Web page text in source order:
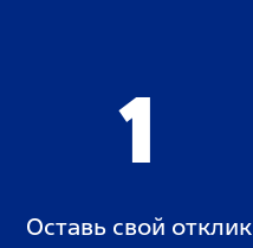
1
Оставь свой отклик